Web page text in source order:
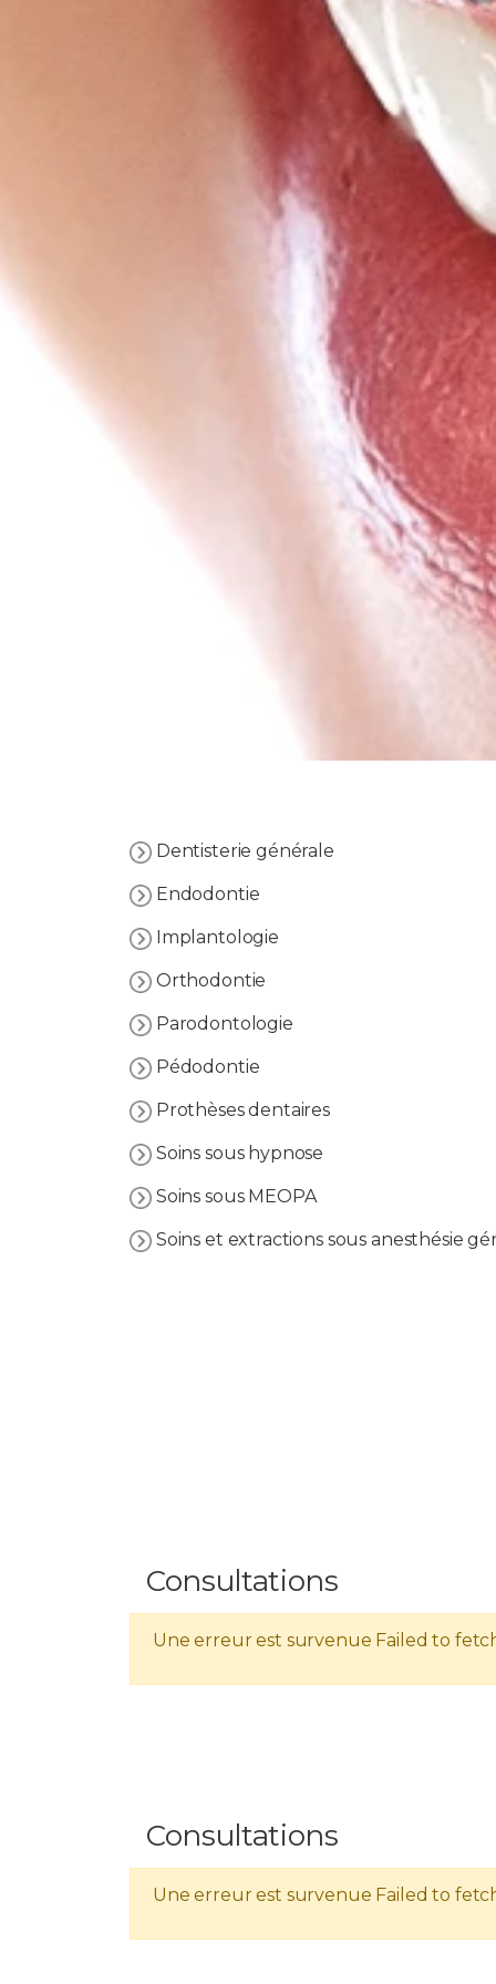
Dentisterie générale
Endodontie
Implantologie
Orthodontie
Parodontologie
Pédodontie
Prothèses dentaires
Soins sous hypnose
Soins sous MEOPA
Soins et extractions sous anesthésie
Consultations
Une erreur est survenue Failed to
Consultations
Une erreur est survenue Failed to